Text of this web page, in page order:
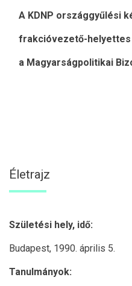
A KDNP országgyűlési
frakcióvezető-helyettes
a Magyarságpolitikai
Életrajz
Születési hely, idő:
Budapest, 1990. április 5.
Tanulmányok: